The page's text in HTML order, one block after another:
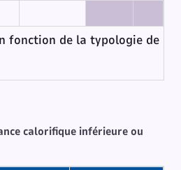
fonction de la typologie de
calorifique inférieure ou